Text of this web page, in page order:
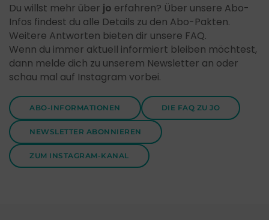
Du willst mehr über jo erfahren? Über unsere Abo-
Infos findest du alle Details zu den Abo-Pakten.
Weitere Antworten bieten dir unsere FAQ.
Wenn du immer aktuell informiert bleiben möchtest,
dann melde dich zu unserem Newsletter an oder
schau mal auf Instagram vorbei.
ABO-INFORMATIONEN DIE FAQ ZU JO
NEWSLETTER ABONNIEREN
ZUM INSTAGRAM-KANAL